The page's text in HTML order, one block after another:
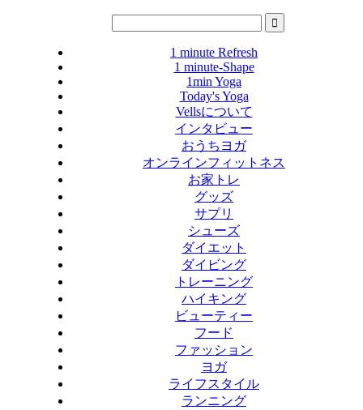
1 minute Refresh
1 minute-Shape
1min Yoga
Today's Yoga
Vellsについて
インタビュー
おうちヨガ
オンラインフィットネス
お家トレ
グッズ
サプリ
シューズ
ダイエット
ダイビング
トレーニング
ハイキング
ビューティー
フード
ファッション
ヨガ
ライフスタイル
ランニング